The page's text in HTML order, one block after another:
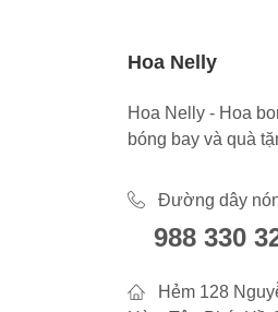
Hoa Nelly
Hoa Nelly - Hoa
bóng bay và quà
Đường dây
988 330
Hẻm 128